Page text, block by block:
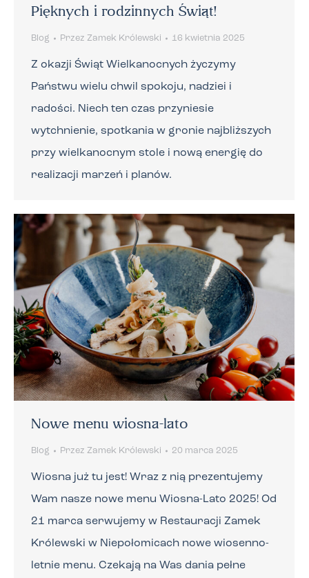
Pięknych i rodzinnych Świąt!
Blog Przez Zamek Królewski 16 kwietnia 2025
Z okazji Świąt Wielkanocnych życzymy
Państwu wielu chwil spokoju, nadziei i
radości. Niech ten czas przyniesie
wytchnienie, spotkania w gronie najbliższych
przy wielkanocnym stole i nową energię do
realizacji marzeń i planów.
Nowe menu wiosna-lato
Blog Przez Zamek Królewski 20 marca 2025
Wiosna już tu jest! Wraz z nią prezentujemy
Wam nasze nowe menu Wiosna-Lato 2025! Od
21 marca serwujemy w Restauracji Zamek
Królewski w Niepołomicach nowe wiosenno-
letnie menu. Czekają na Was dania pełne